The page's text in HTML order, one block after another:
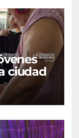
ciudad